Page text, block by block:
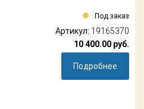
Под заказ
Артикул: 19165370
10 400.00 руб.
Подробнее